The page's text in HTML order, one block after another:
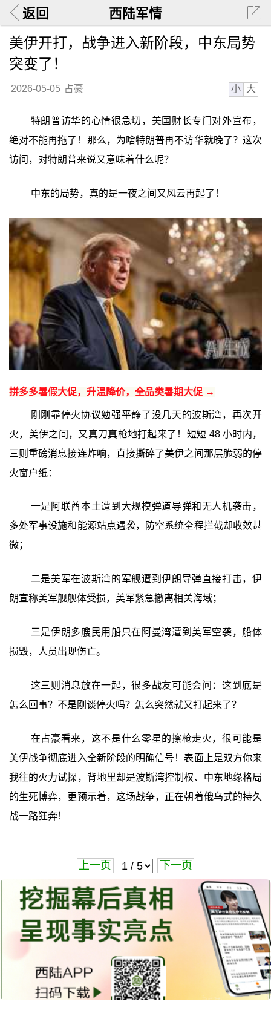
返回 西陆军情
美伊开打，战争进入新阶段，中东局势
突变了！
2026-05-05 占豪 小 大
特朗普访华的心情很急切，美国财长专门对外宣布，
绝对不能再拖了！那么，为啥特朗普再不访华就晚了？这次
访问，对特朗普来说又意味着什么呢？
中东的局势，真的是一夜之间又风云再起了！
拼多多暑假大促，升温降价，全品类暑期大促 →
刚刚靠停火协议勉强平静了没几天的波斯湾，再次开
火，美伊之间，又真刀真枪地打起来了！短短 48 小时内，
三则重磅消息接连炸响，直接撕碎了美伊之间那层脆弱的停
火窗户纸：
一是阿联酋本土遭到大规模弹道导弹和无人机袭击，
多处军事设施和能源站点遇袭，防空系统全程拦截却收效甚
微；
二是美军在波斯湾的军舰遭到伊朗导弹直接打击，伊
朗宣称美军舰舰体受损，美军紧急撤离相关海域；
三是伊朗多艘民用船只在阿曼湾遭到美军空袭，船体
损毁，人员出现伤亡。
这三则消息放在一起，很多战友可能会问：这到底是
怎么回事？不是刚谈停火吗？怎么突然就又打起来了？
在占豪看来，这不是什么零星的擦枪走火，很可能是
美伊战争彻底进入全新阶段的明确信号！表面上是双方你来
我往的火力试探，背地里却是波斯湾控制权、中东地缘格局
的生死博弈，更预示着，这场战争，正在朝着俄乌式的持久
战一路狂奔！
上一页 下一页